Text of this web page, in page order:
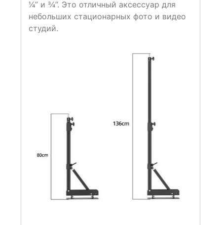
1⁄4” и 3⁄4”. Это отличный аксессуар для
небольших стационарных фото и видео
студий.